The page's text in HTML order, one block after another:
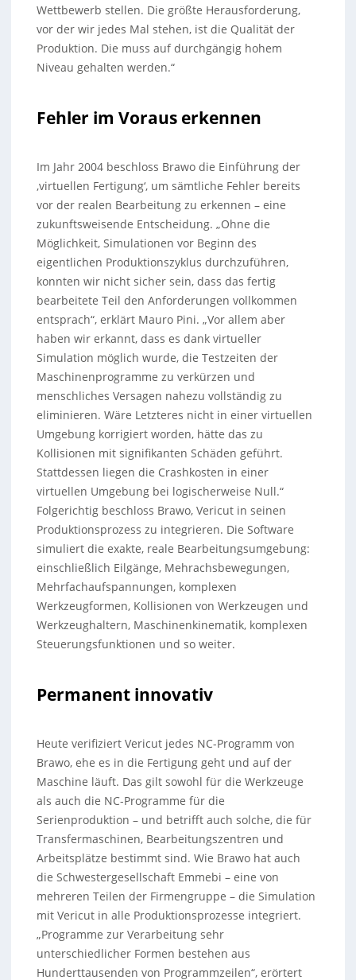
Wettbewerb stellen. Die größte Herausforderung,
vor der wir jedes Mal stehen, ist die Qualität der
Produktion. Die muss auf durchgängig hohem
Niveau gehalten werden.“
Fehler im Voraus erkennen
Im Jahr 2004 beschloss Brawo die Einführung der
‚virtuellen Fertigung‘, um sämtliche Fehler bereits
vor der realen Bearbeitung zu erkennen – eine
zukunftsweisende Entscheidung. „Ohne die
Möglichkeit, Simulationen vor Beginn des
eigentlichen Produktionszyklus durchzuführen,
konnten wir nicht sicher sein, dass das fertig
bearbeitete Teil den Anforderungen vollkommen
entsprach“, erklärt Mauro Pini. „Vor allem aber
haben wir erkannt, dass es dank virtueller
Simulation möglich wurde, die Testzeiten der
Maschinenprogramme zu verkürzen und
menschliches Versagen nahezu vollständig zu
eliminieren. Wäre Letzteres nicht in einer virtuellen
Umgebung korrigiert worden, hätte das zu
Kollisionen mit signifikanten Schäden geführt.
Stattdessen liegen die Crashkosten in einer
virtuellen Umgebung bei logischerweise Null.“
Folgerichtig beschloss Brawo, Vericut in seinen
Produktionsprozess zu integrieren. Die Software
simuliert die exakte, reale Bearbeitungsumgebung:
einschließlich Eilgänge, Mehrachsbewegungen,
Mehrfachaufspannungen, komplexen
Werkzeugformen, Kollisionen von Werkzeugen und
Werkzeughaltern, Maschinenkinematik, komplexen
Steuerungsfunktionen und so weiter.
Permanent innovativ
Heute verifiziert Vericut jedes NC-Programm von
Brawo, ehe es in die Fertigung geht und auf der
Maschine läuft. Das gilt sowohl für die Werkzeuge
als auch die NC-Programme für die
Serienproduktion – und betrifft auch solche, die für
Transfermaschinen, Bearbeitungszentren und
Arbeitsplätze bestimmt sind. Wie Brawo hat auch
die Schwestergesellschaft Emmebi – eine von
mehreren Teilen der Firmengruppe – die Simulation
mit Vericut in alle Produktionsprozesse integriert.
„Programme zur Verarbeitung sehr
unterschiedlicher Formen bestehen aus
Hunderttausenden von Programmzeilen“, erörtert